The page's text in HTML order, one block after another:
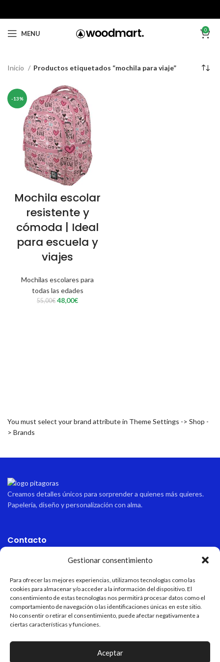
Gestionar consentimiento
Para ofrecer las mejores experiencias, utilizamos tecnologías como las
cookies para almacenar y/o acceder a la información del dispositivo. El
consentimiento de estas tecnologías nos permitirá procesar datos como el
comportamiento de navegación o las identificaciones únicas en este sitio.
No consentir o retirar el consentimiento, puede afectar negativamente a
ciertas características y funciones.
Aceptar
MENU 0
Inicio Productos etiquetados “mochila para viaje”
-13%
Mochila escolar
resistente y
cómoda | Ideal
para escuela y
viajes
Mochilas escolares para
todas las edades
55,00€ El
48,00€El
You must select your brand attribute in Theme Settings -> Shop -
> Brands
Creamos detalles únicos para sorprender a quienes más quieres.
Papelería, diseño y personalización con alma.
Contacto
Email
pitagoraspapeleria@hotmail.com
Teléfono